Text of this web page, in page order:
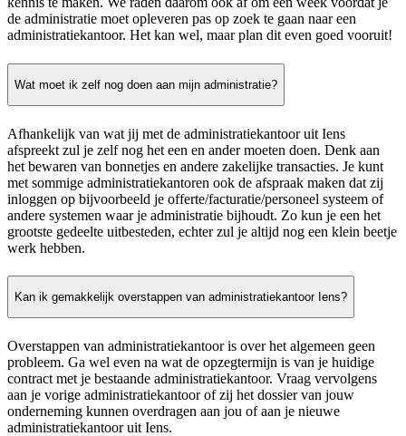
de administratie moet opleveren pas op zoek te gaan naar een
administratiekantoor. Het kan wel, maar plan dit even goed vooruit!
Wat moet ik zelf nog doen aan mijn administratie?
Afhankelijk van wat jij met de administratiekantoor uit Iens
afspreekt zul je zelf nog het een en ander moeten doen. Denk aan
het bewaren van bonnetjes en andere zakelijke transacties. Je kunt
met sommige administratiekantoren ook de afspraak maken dat zij
inloggen op bijvoorbeeld je offerte/facturatie/personeel systeem of
andere systemen waar je administratie bijhoudt. Zo kun je een het
grootste gedeelte uitbesteden, echter zul je altijd nog een klein beetje
werk hebben.
Kan ik gemakkelijk overstappen van administratiekantoor Iens?
Overstappen van administratiekantoor is over het algemeen geen
probleem. Ga wel even na wat de opzegtermijn is van je huidige
contract met je bestaande administratiekantoor. Vraag vervolgens
aan je vorige administratiekantoor of zij het dossier van jouw
onderneming kunnen overdragen aan jou of aan je nieuwe
administratiekantoor uit Iens.